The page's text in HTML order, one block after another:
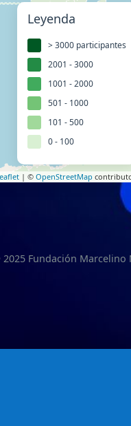
Leyenda
> 3000 participantes
2001 - 3000
1001 - 2000
501 - 1000
101 - 500
0 - 100
| ©OpenStreetMap
Fundación Marcelino